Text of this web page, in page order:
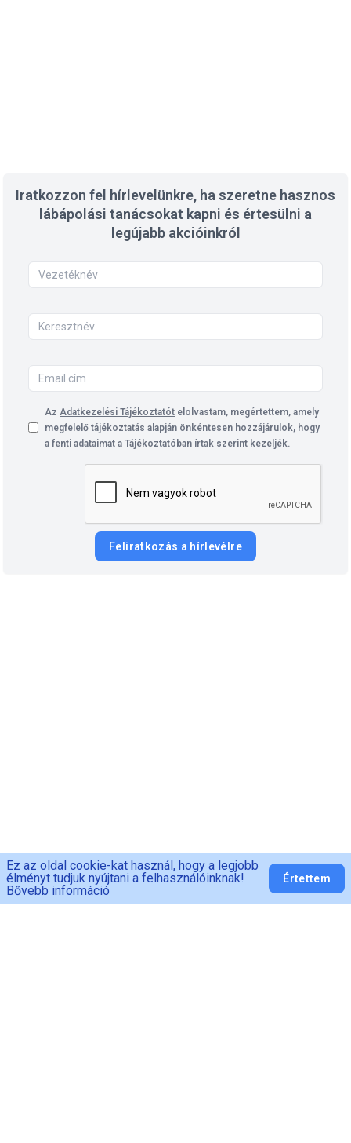
Iratkozzon fel hírlevelünkre, ha szeretne hasznos
lábápolási tanácsokat kapni és értesülni a
legújabb akcióinkról
Az Adatkezelési Tájékoztatót elolvastam, megértettem, amely
megfelelő tájékoztatás alapján önkéntesen hozzájárulok, hogy
a fenti adataimat a Tájékoztatóban írtak szerint kezeljék.
Feliratkozás a hírlevélre
Ez az oldal cookie-kat használ, hogy a legjobb
élményt tudjuk nyújtani a felhasználóinknak!
Bővebb információ
Értettem